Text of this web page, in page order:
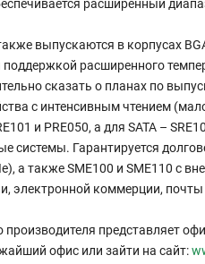
расширенный
выпускаются в корпусах
расширенного
сказать о планах по
с интенсивным чтением
и PRE050, а для SATA –
системы. Гарантируется
а также SME100 и SME110 с
электронной коммерции,
производителя представляет
офис или зайти на сайт: